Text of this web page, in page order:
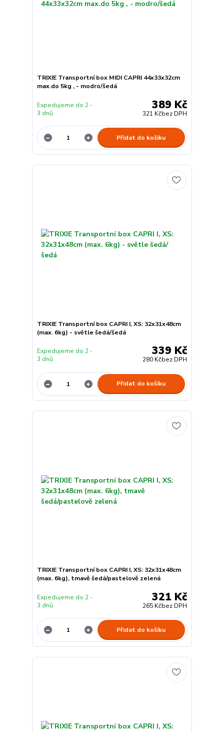
TRIXIE Transportní box MIDI CAPRI 44x33x32cm
max.do 5kg , - modro/šedá
389 Kč
321 Kčbez DPH
Expedujeme do 2 -
3 dnů
Přidat do košíku
TRIXIE Transportní box CAPRI I, XS: 32x31x48cm
(max. 6kg) - světle šedá/šedá
339 Kč
280 Kčbez DPH
Expedujeme do 2 -
3 dnů
Přidat do košíku
TRIXIE Transportní box CAPRI I, XS: 32x31x48cm
(max. 6kg), tmavě šedá/pastelově zelená
321 Kč
265 Kčbez DPH
Expedujeme do 2 -
3 dnů
Přidat do košíku